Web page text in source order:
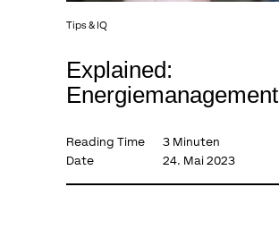
Tips & IQ
Explained:
Energiemanagement
Reading Time
Date
3 Minuten
24. Mai 2023